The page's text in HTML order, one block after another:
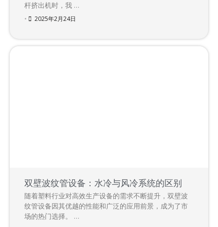
杆挤出机时，我 …
• 2025年2月24日
双壁波纹管设备：水冷与风冷系统的区别
随着塑料行业对高效生产设备的需求不断提升，双壁波
纹管设备因其优越的性能和广泛的应用前景，成为了市
场的热门选择。 …